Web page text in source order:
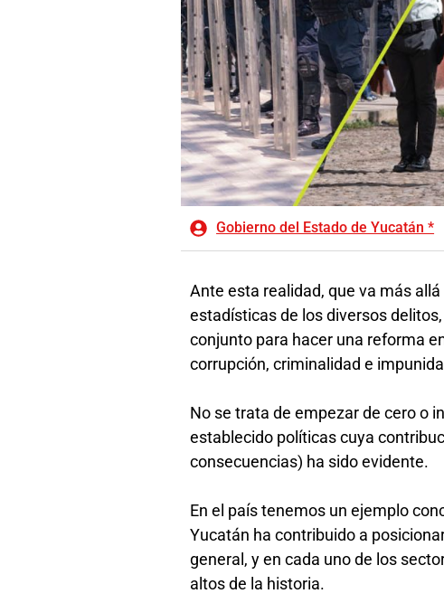
Gobierno del Estado de Yucatán *
Ante esta realidad, que va más
estadísticas de los diversos
conjunto para hacer una reforma
corrupción, criminalidad e
No se trata de empezar de cero o
establecido políticas cuya
consecuencias) ha sido evidente.
En el país tenemos un ejemplo
Yucatán ha contribuido a
general, y en cada uno de los
altos de la historia.